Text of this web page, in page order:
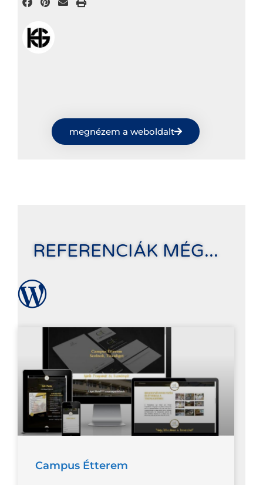
megnézem a weboldalt
REFERENCIÁK MÉG...
Campus Étterem